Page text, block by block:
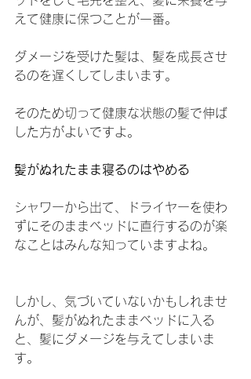
えて健康に保つことが一番。
ダメージを受けた髪は、髪を成長させ
るのを遅くしてしまいます。
そのため切って健康な状態の髪で伸ば
した方がよいですよ。
髪がぬれたまま寝るのはやめる
シャワーから出て、ドライヤーを使わ
ずにそのままベッドに直行するのが楽
なことはみんな知っていますよね。
しかし、気づいていないかもしれませ
んが、髪がぬれたままベッドに入る
と、髪にダメージを与えてしまいま
す。